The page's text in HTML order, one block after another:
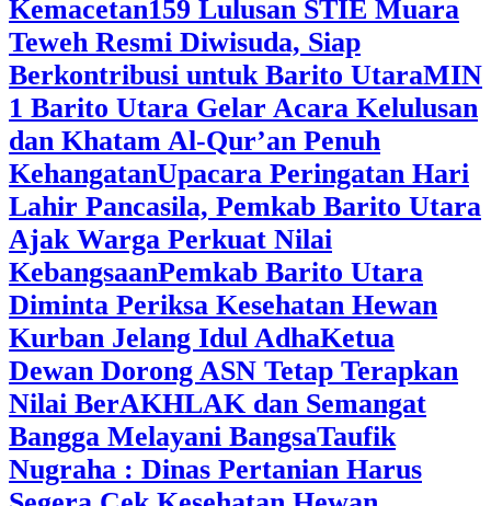
Kemacetan159 Lulusan STIE Muara
Teweh Resmi Diwisuda, Siap
Berkontribusi untuk Barito UtaraMIN
1 Barito Utara Gelar Acara Kelulusan
dan Khatam Al-Qur’an Penuh
KehangatanUpacara Peringatan Hari
Lahir Pancasila, Pemkab Barito Utara
Ajak Warga Perkuat Nilai
KebangsaanPemkab Barito Utara
Diminta Periksa Kesehatan Hewan
Kurban Jelang Idul AdhaKetua
Dewan Dorong ASN Tetap Terapkan
Nilai BerAKHLAK dan Semangat
Bangga Melayani BangsaTaufik
Nugraha : Dinas Pertanian Harus